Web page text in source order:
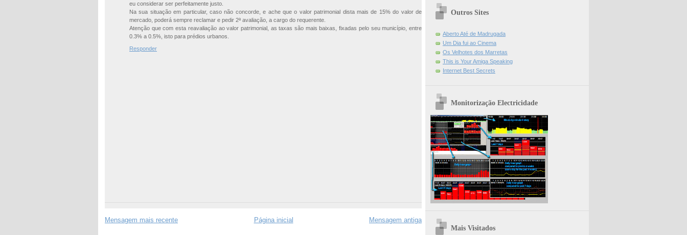
eu considerar ser perfeitamente justo.
Na sua situação em particular, caso não concorde, e ache que o valor patrimonial dista mais de 15% do valor de
mercado, poderá sempre reclamar e pedir 2ª avaliação, a cargo do requerente.
Atenção que com esta reavaliação ao valor patrimonial, as taxas são mais baixas, fixadas pelo seu município, entre
0.3% a 0.5%, isto para prédios urbanos.
Responder
Mensagem mais recente Mensagem antiga
Página inicial
Outros Sites
Aberto Até de Madrugada
Um Dia fui ao Cinema
Os Velhotes dos Marretas
This is Your Amiga Speaking
Internet Best Secrets
Monitorização Electricidade
Mais Visitados